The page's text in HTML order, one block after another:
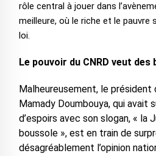
rôle central à jouer dans
meilleure, où le riche et le pauvre
loi.
Le pouvoir du CNRD veut des
Malheureusement, le président
Mamady Doumbouya, qui avait
d’espoirs avec son slogan, « la
boussole », est en train de
désagréablement l’opinion